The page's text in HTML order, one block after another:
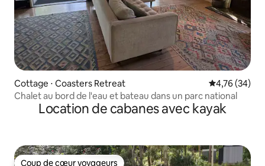
Cottage ⋅ Coasters Retreat Évaluation
4,76 (34)
Chalet au bord de l'eau et bateau dans un parc national
Location de cabanes avec kayak
Coup de cœur voyageurs